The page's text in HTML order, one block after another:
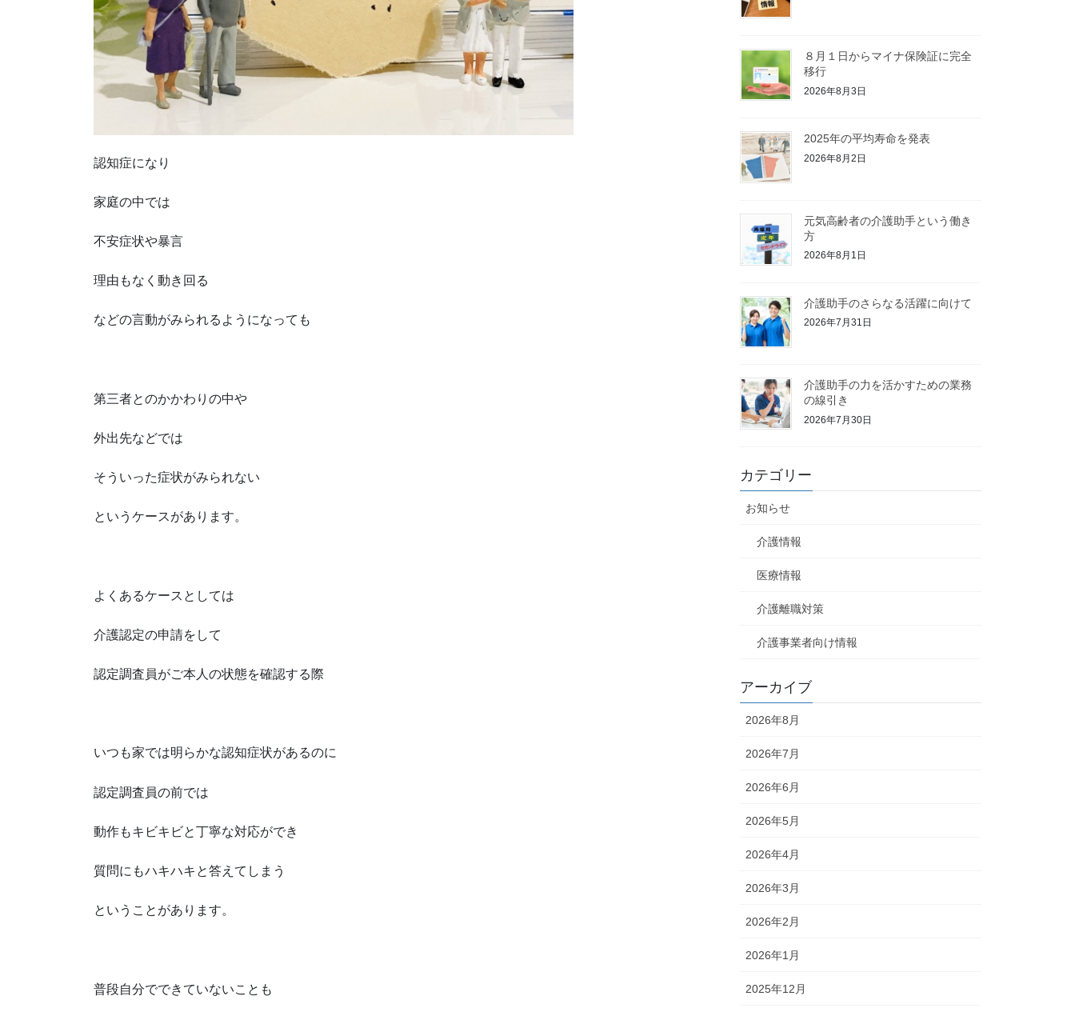
認知症になり
家庭の中では
不安症状や暴言
理由もなく動き回る
などの言動がみられるようになっても
第三者とのかかわりの中や
外出先などでは
そういった症状がみられない
というケースがあります。
よくあるケースとしては
介護認定の申請をして
認定調査員がご本人の状態を確認する際
いつも家では明らかな認知症状があるのに
認定調査員の前では
動作もキビキビと丁寧な対応ができ
質問にもハキハキと答えてしまう
ということがあります。
普段自分でできていないことも
８月１日からマイナ保険証に完全
移行
2026年8月3日
2025年の平均寿命を発表
2026年8月2日
元気高齢者の介護助手という働き
方
2026年8月1日
介護助手のさらなる活躍に向けて
2026年7月31日
介護助手の力を活かすための業務
の線引き
2026年7月30日
カテゴリー
お知らせ
介護情報
医療情報
介護離職対策
介護事業者向け情報
アーカイブ
2026年8月
2026年7月
2026年6月
2026年5月
2026年4月
2026年3月
2026年2月
2026年1月
2025年12月